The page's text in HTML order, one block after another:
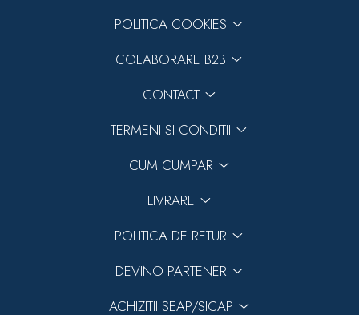
POLITICA COOKIES
COLABORARE B2B
CONTACT
TERMENI SI CONDITII
CUM CUMPAR
LIVRARE
POLITICA DE RETUR
DEVINO PARTENER
ACHIZITII SEAP/SICAP